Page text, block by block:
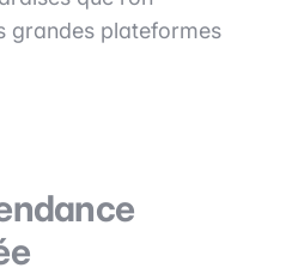
grandes plateformes